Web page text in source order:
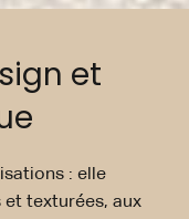
et
: elle
texturées, aux